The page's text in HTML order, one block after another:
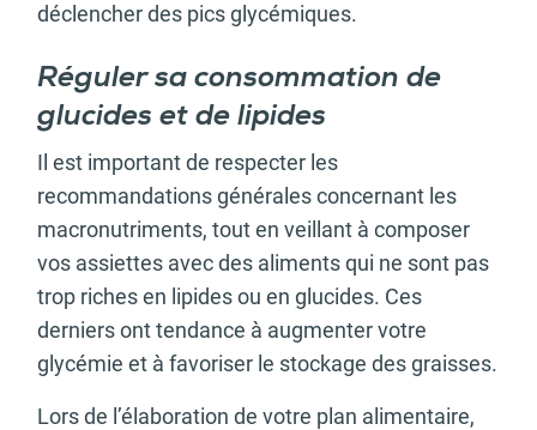
déclencher des pics glycémiques.
Réguler sa consommation de
glucides et de lipides
Il est important de respecter les
recommandations générales concernant les
macronutriments, tout en veillant à composer
vos assiettes avec des aliments qui ne sont pas
trop riches en lipides ou en glucides. Ces
derniers ont tendance à augmenter votre
glycémie et à favoriser le stockage des graisses.
Lors de l’élaboration de votre plan alimentaire,